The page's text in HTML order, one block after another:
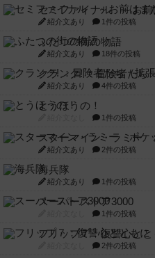
セミファイナル ～お前
紹介文あり 1件の投稿
ふたつの街の物語
紹介文あり 18件の投稿
クランク! ：冒険者たち
紹介文あり 4件の投稿
とうほうの！
1件の投稿
スターマイン・ラミー
紹介文あり 2件の投稿
海兵隊
紹介文あり 1件の投稿
スーパーストア3000
1件の投稿
フリップ７：復讐心とと
2件の投稿